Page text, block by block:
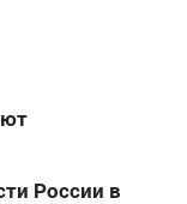
России в